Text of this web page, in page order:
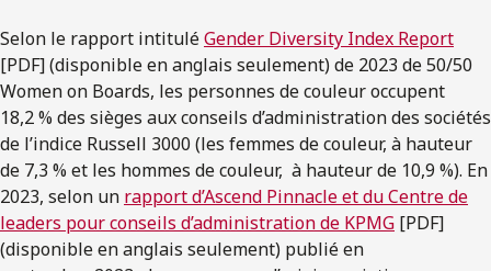
Selon le rapport intituléGender Diversity Index Report
[PDF] (disponible en anglais seulement) de 2023 de 50/50
Women on Boards, les personnes de couleur occupent
18,2 % des sièges aux conseils d’administration des sociétés
de l’indice Russell 3000 (les femmes de couleur, à hauteur
de 7,3 % et les hommes de couleur, à hauteur de 10,9 %). En
2023, selon un rapport d’Ascend Pinnacle et du Centre de
leaders pour conseils d’administration de KPMG [PDF]
(disponible en anglais seulement) publié en